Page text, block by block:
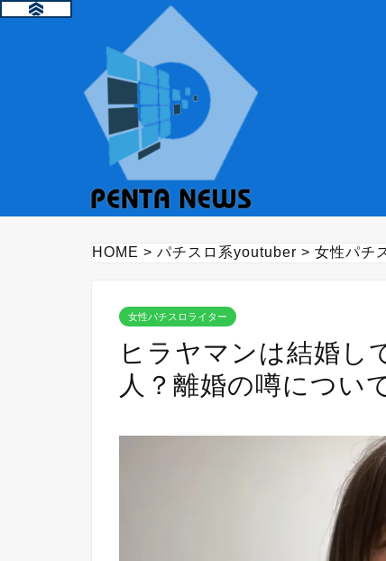
HOME > パチスロ系youtuber > 女性パチ
女性パチスロライター
ヒラヤマンは結婚し
人？離婚の噂につい